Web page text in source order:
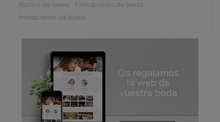
Ramos de novia
Presupuesto de boda
Invitaciones de boda